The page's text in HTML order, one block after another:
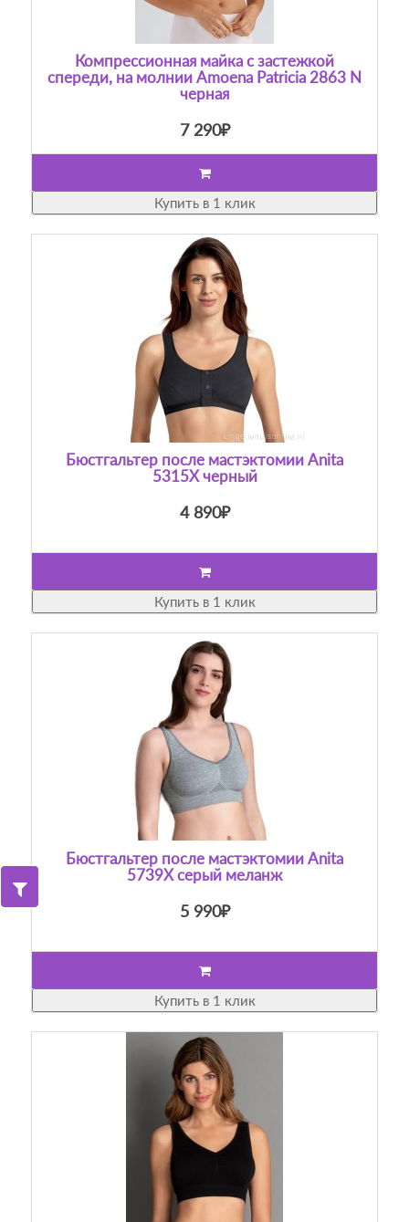
Компрессионная майка с застежкой
спереди, на молнии Amoena Patricia 2863 N
черная
7 290₽
Купить в 1 клик
Бюстгальтер после мастэктомии Anita
5315X черный
4 890₽
Купить в 1 клик
Бюстгальтер после мастэктомии Anita
5739X серый меланж
5 990₽
Купить в 1 клик